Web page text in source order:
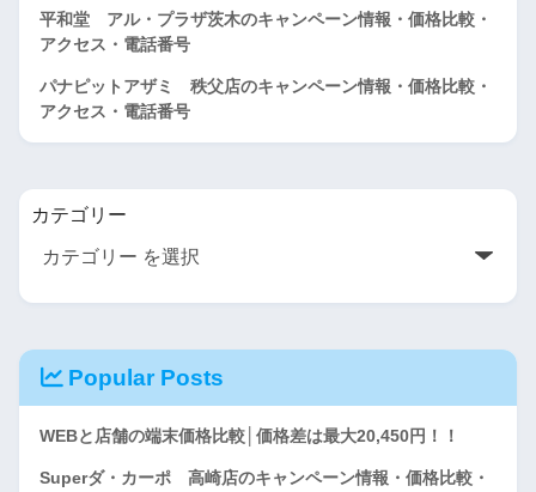
平和堂 アル・プラザ茨木のキャンペーン情報・価格比較・
アクセス・電話番号
パナピットアザミ 秩父店のキャンペーン情報・価格比較・
アクセス・電話番号
カテゴリー
Popular Posts
WEBと店舗の端末価格比較│価格差は最大20,450円！！
Superダ・カーポ 高崎店のキャンペーン情報・価格比較・